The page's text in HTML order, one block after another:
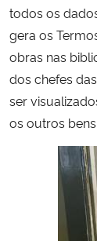
todos os
gera os
obras nas
dos chefes
ser
os outros